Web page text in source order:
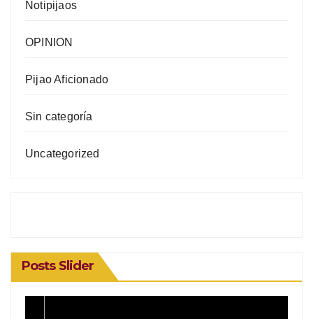
Notipijaos
OPINION
Pijao Aficionado
Sin categoría
Uncategorized
Posts Slider